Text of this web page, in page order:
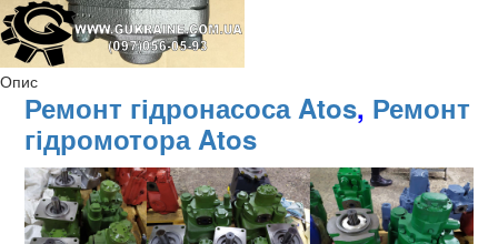
Опис
Ремонт гідронасоса Atos, Ремонт
гідромотора Atos